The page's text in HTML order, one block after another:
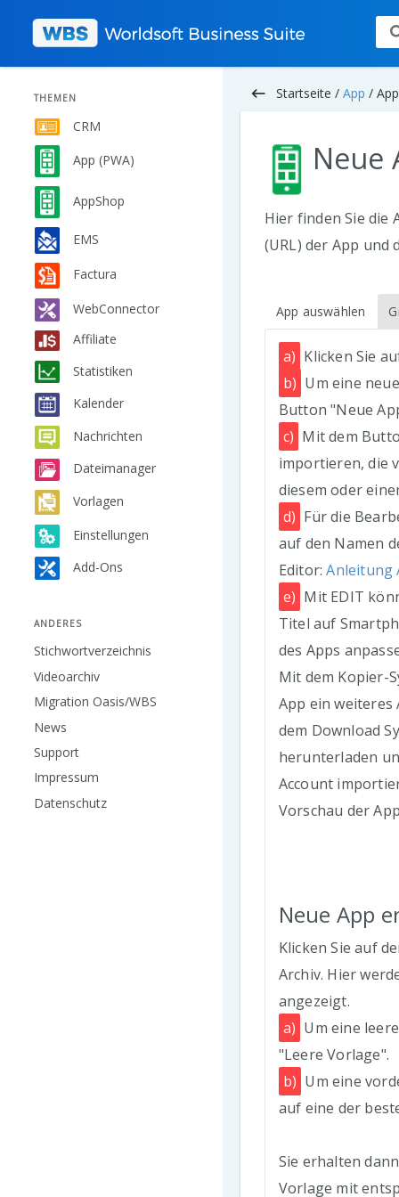
THEMEN
CRM
App (PWA)
AppShop
EMS
Factura
WebConnector
Affiliate
Statistiken
Kalender
Nachrichten
Dateimanager
Vorlagen
Einstellungen
Add-Ons
ANDERES
Stichwortverzeichnis
Videoarchiv
Migration Oasis/WBS
News
Support
Impressum
Datenschutz
keyboard_backspace Startseite / App /
Neue
Hier finden Sie die
(URL) der App und
App auswählen
a) Klicken Sie
b) Um eine
Button "Neue
c) Mit dem
importieren, die
diesem oder
d) Für die
auf den Namen
Editor:Anleitung
e) Mit EDIT
Titel auf
des Apps
Mit dem Kopier-
App ein weiteres
dem Download
herunterladen
Account
Vorschau der
Neue App
Klicken Sie auf
Archiv. Hier
angezeigt.
a) Um eine
"Leere Vorlage".
b) Um eine
auf eine der
Sie erhalten
Vorlage mit